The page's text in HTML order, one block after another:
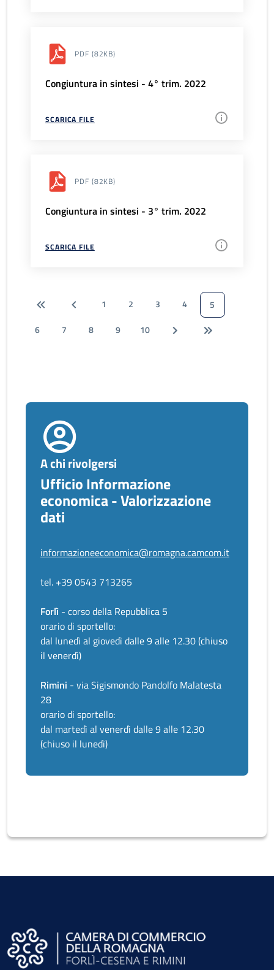
PDF (82KB)
Congiuntura in sintesi - 4° trim. 2022
SCARICA FILE
PDF (82KB)
Congiuntura in sintesi - 3° trim. 2022
SCARICA FILE
1 2 3 4
5
6
7 8 9 10
A chi rivolgersi
Ufficio Informazione
economica - Valorizzazione
dati
informazioneeconomica@romagna.camcom.it
tel. +39 0543 713265
Forlì - corso della Repubblica 5
orario di sportello:
dal lunedì al giovedì dalle 9 alle 12.30 (chiuso
il venerdì)
Rimini - via Sigismondo Pandolfo Malatesta
28
orario di sportello:
dal martedì al venerdì dalle 9 alle 12.30
(chiuso il lunedì)